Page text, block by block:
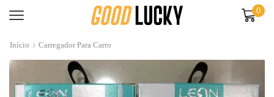
0
Início Carregador Para Carro